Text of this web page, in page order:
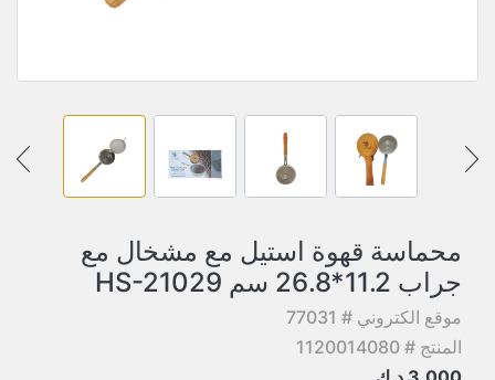
محماسة قهوة استيل مع مشخال مع
جراب 11.2*26.8 سم HS-21029
موقع الكتروني # 77031
المنتج # 1120014080